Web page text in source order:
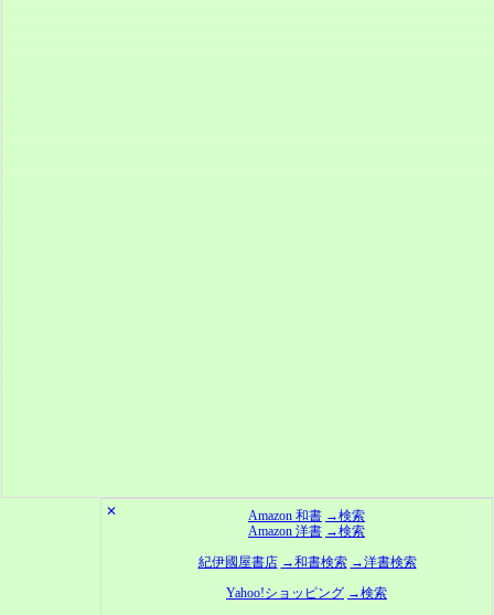
✕ Amazon 和書 →検索
Amazon 洋書 →検索
紀伊國屋書店 →和書検索 →洋書検索
Yahoo!ショッピング →検索